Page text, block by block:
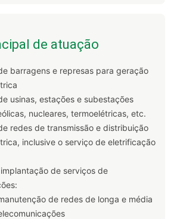
de atuação
barragens e represas para geração
usinas, estações e subestações
nucleares, termoelétricas, etc.
redes de transmissão e distribuição
inclusive o serviço de eletrificação
de serviços de
de redes de longa e média